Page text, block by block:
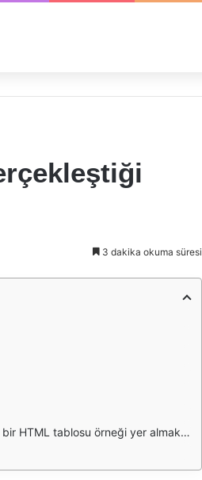
3 dakika okuma süresi
tablosu örneği yer almaktadır: